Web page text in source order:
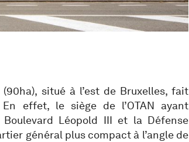
situé à l’est de Bruxelles, fait
effet, le siège de l’OTAN ayant
Léopold III et la Défense
général plus compact à l’angle de